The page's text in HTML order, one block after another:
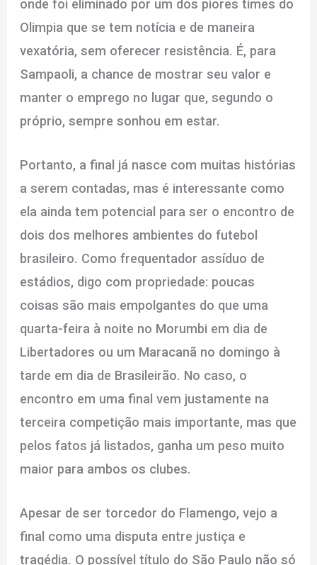
onde foi eliminado por um dos piores times do
Olimpia que se tem notícia e de maneira
vexatória, sem oferecer resistência. É, para
Sampaoli, a chance de mostrar seu valor e
manter o emprego no lugar que, segundo o
próprio, sempre sonhou em estar.
Portanto, a final já nasce com muitas histórias
a serem contadas, mas é interessante como
ela ainda tem potencial para ser o encontro de
dois dos melhores ambientes do futebol
brasileiro. Como frequentador assíduo de
estádios, digo com propriedade: poucas
coisas são mais empolgantes do que uma
quarta-feira à noite no Morumbi em dia de
Libertadores ou um Maracanã no domingo à
tarde em dia de Brasileirão. No caso, o
encontro em uma final vem justamente na
terceira competição mais importante, mas que
pelos fatos já listados, ganha um peso muito
maior para ambos os clubes.
Apesar de ser torcedor do Flamengo, vejo a
final como uma disputa entre justiça e
tragédia. O possível título do São Paulo não só